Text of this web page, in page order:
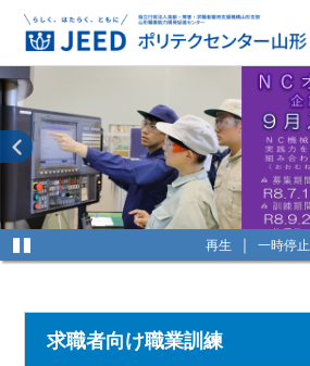
再生 一時停止
求職者向け職業訓練